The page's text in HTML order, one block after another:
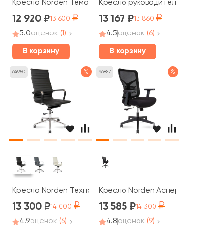
Кресло Norden Тема Хром / Tema Сhrome 2D LB
12 920 13 600
5.0оценок (1)
В корзину
Кресло руководителя Norden
13 167 13 860
4.5оценок (6)
В корзину
64950 %
Кресло Norden Техно
13 300 14 000
4.9оценок (6)
96887 %
Кресло Norden Аспер LB /
13 585 14 300
4.8оценок (9)